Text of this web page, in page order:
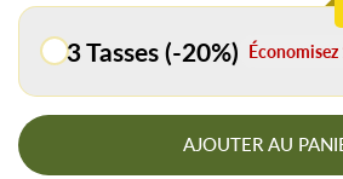
3 Tasses (-20%) Économisez
AJOUTER AU